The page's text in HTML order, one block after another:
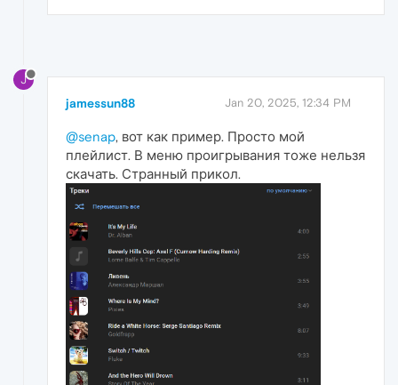
J
jamessun88 Jan 20, 2025, 12:34 PM
@senap, вот как пример. Просто мой
плейлист. В меню проигрывания тоже нельзя
скачать. Странный прикол.